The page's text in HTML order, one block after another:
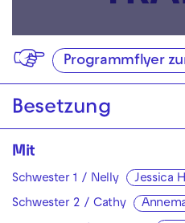
Programmflyer
Besetzung
Mit
Schwester 1 / Nelly Jessica
Schwester 2 / Cathy